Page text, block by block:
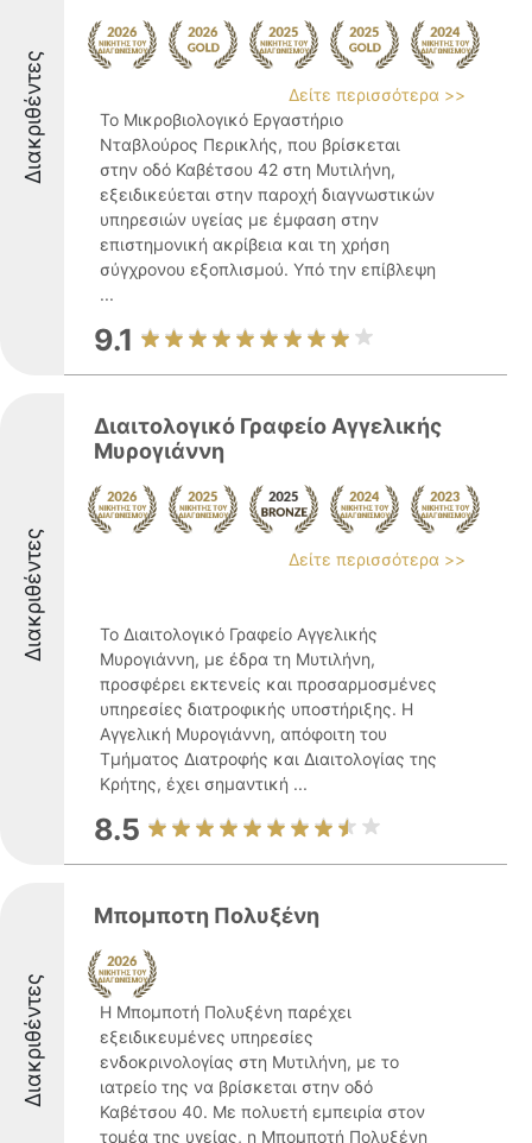
Διακριθέντες
Δείτε περισσότερα >>
Το Μικροβιολογικό Εργαστήριο
Νταβλούρος Περικλής, που βρίσκεται
στην οδό Καβέτσου 42 στη Μυτιλήνη,
εξειδικεύεται στην παροχή διαγνωστικών
υπηρεσιών υγείας με έμφαση στην
επιστημονική ακρίβεια και τη χρήση
σύγχρονου εξοπλισμού. Υπό την επίβλεψη
...
9.1
Διακριθέντες
Διαιτολογικό Γραφείο Αγγελικής
Μυρογιάννη
Δείτε περισσότερα >>
Το Διαιτολογικό Γραφείο Αγγελικής
Μυρογιάννη, με έδρα τη Μυτιλήνη,
προσφέρει εκτενείς και προσαρμοσμένες
υπηρεσίες διατροφικής υποστήριξης. Η
Αγγελική Μυρογιάννη, απόφοιτη του
Τμήματος Διατροφής και Διαιτολογίας της
Κρήτης, έχει σημαντική ...
8.5
Διακριθέντες
Μπομποτη Πολυξένη
Η Μπομποτή Πολυξένη παρέχει
εξειδικευμένες υπηρεσίες
ενδοκρινολογίας στη Μυτιλήνη, με το
ιατρείο της να βρίσκεται στην οδό
Καβέτσου 40. Με πολυετή εμπειρία στον
τομέα της υγείας, η Μπομποτή Πολυξένη